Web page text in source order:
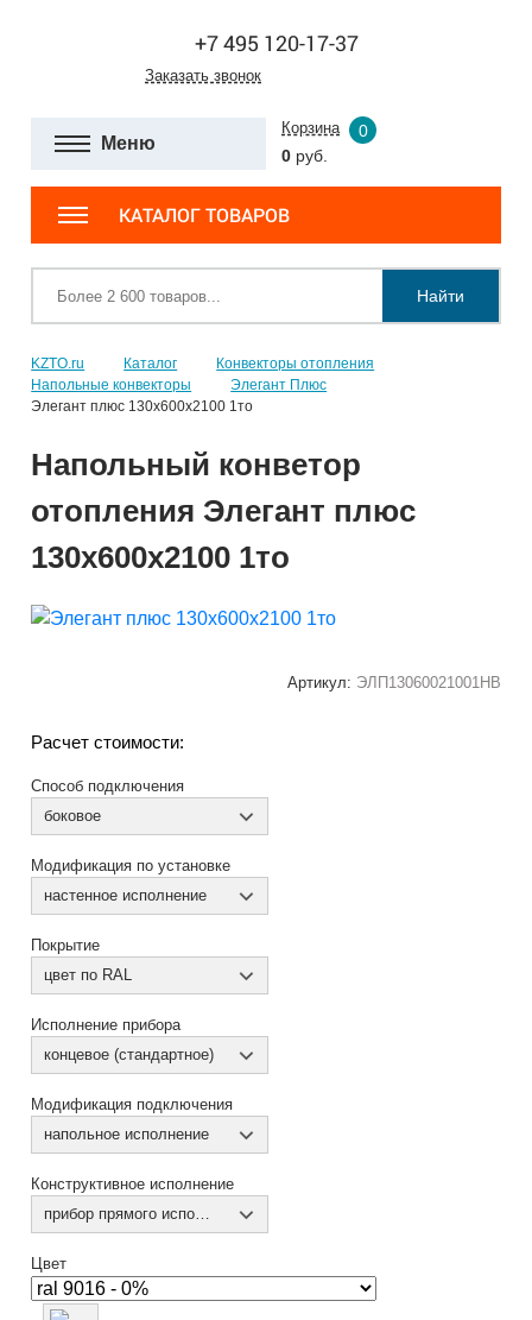
+7 495 120-17-37
Заказать звонок
Меню
Корзина
0
0 руб.
КАТАЛОГ ТОВАРОВ
Найти
KZTO.ru Каталог
Конвекторы отопления
Напольные конвекторы
Элегант Плюс
Элегант плюс 130x600x2100 1то
Напольный конветор
отопления Элегант плюс
130x600x2100 1то
Артикул: ЭЛП13060021001НВ
Расчет стоимости:
Способ подключения
боковое
Модификация по установке
настенное исполнение
Покрытие
цвет по RAL
Исполнение прибора
концевое (стандартное)
Модификация подключения
напольное исполнение
Конструктивное исполнение
прибор прямого исполнения
Цвет